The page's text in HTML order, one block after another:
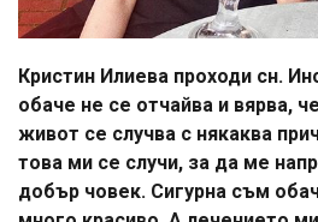
Кристин Илиева проходи сн.
обаче не се отчайва и вярва,
живот се случва с някаква
това ми се случи, за да ме
добър човек. Сигурна съм